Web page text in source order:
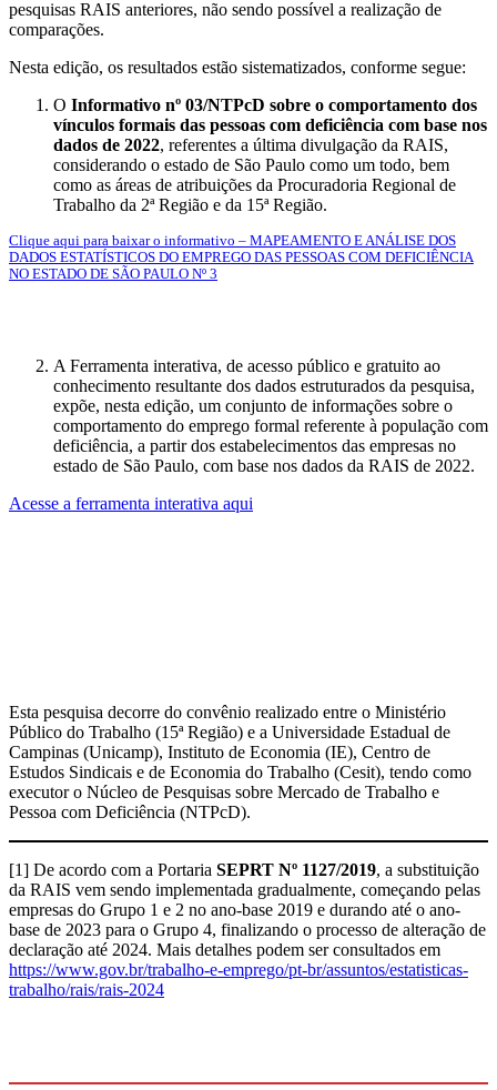
pesquisas RAIS anteriores, não sendo possível a realização de
comparações.
Nesta edição, os resultados estão sistematizados, conforme segue:
O Informativo nº 03/NTPcD sobre o comportamento dos
vínculos formais das pessoas com deficiência com base nos
dados de 2022, referentes a última divulgação da RAIS,
considerando o estado de São Paulo como um todo, bem
como as áreas de atribuições da Procuradoria Regional de
Trabalho da 2ª Região e da 15ª Região.
Clique aqui para baixar o informativo – MAPEAMENTO E ANÁLISE DOS
DADOS ESTATÍSTICOS DO EMPREGO DAS PESSOAS COM DEFICIÊNCIA
NO ESTADO DE SÃO PAULO Nº 3
A Ferramenta interativa, de acesso público e gratuito ao
conhecimento resultante dos dados estruturados da pesquisa,
expõe, nesta edição, um conjunto de informações sobre o
comportamento do emprego formal referente à população com
deficiência, a partir dos estabelecimentos das empresas no
estado de São Paulo, com base nos dados da RAIS de 2022.
Acesse a ferramenta interativa aqui
Esta pesquisa decorre do convênio realizado entre o Ministério
Público do Trabalho (15ª Região) e a Universidade Estadual de
Campinas (Unicamp), Instituto de Economia (IE), Centro de
Estudos Sindicais e de Economia do Trabalho (Cesit), tendo como
executor o Núcleo de Pesquisas sobre Mercado de Trabalho e
Pessoa com Deficiência (NTPcD).
[1] De acordo com a Portaria SEPRT Nº 1127/2019, a substituição
da RAIS vem sendo implementada gradualmente, começando pelas
empresas do Grupo 1 e 2 no ano-base 2019 e durando até o ano-
base de 2023 para o Grupo 4, finalizando o processo de alteração de
declaração até 2024. Mais detalhes podem ser consultados em
https://www.gov.br/trabalho-e-emprego/pt-br/assuntos/estatisticas-
trabalho/rais/rais-2024